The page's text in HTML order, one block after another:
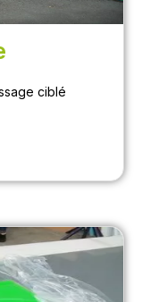
ciblé